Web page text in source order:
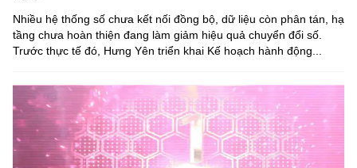
Nhiều hệ thống số chưa kết nối đồng bộ, dữ liệu còn phân tán, hạ
tầng chưa hoàn thiện đang làm giảm hiệu quả chuyển đổi số.
Trước thực tế đó, Hưng Yên triển khai Kế hoạch hành động...